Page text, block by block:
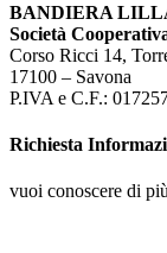
BANDIERA
Società
Corso Ricci 14,
17100 – Savona
P.IVA e C.F.:
Richiesta
vuoi conoscere di